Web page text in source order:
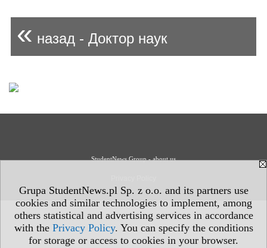
Grupa StudentNews.pl Sp. z o.o. and its partners use
cookies and similar technologies to implement, among
others statistical and advertising services in accordance
with the Privacy Policy. You can specify the conditions
for storage or access to cookies in your browser.
« назад - Доктор наук
StudentNews Group - about us